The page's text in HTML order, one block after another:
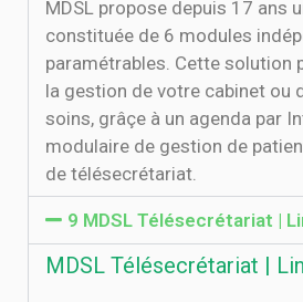
MDSL propose depuis 17 ans
constituée de 6 modules
paramétrables. Cette solution
la gestion de votre cabinet ou
soins, grâçe à un agenda par
modulaire de gestion de
de télésecrétariat.
9 MDSL Télésecrétariat |
MDSL Télésecrétariat |